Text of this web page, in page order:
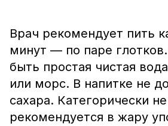
Врач рекомендует пить
минут — по паре
быть простая чистая
или морс. В напитке не
сахара. Категорически не
рекомендуется в жару